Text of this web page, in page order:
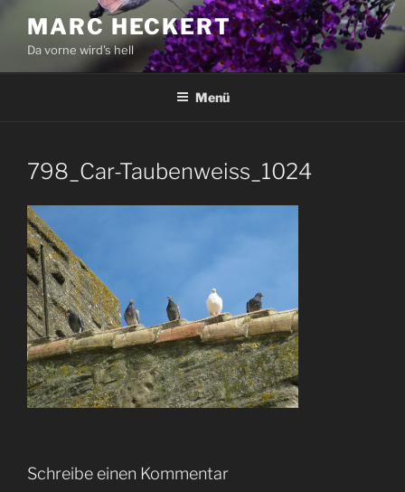
Inhalt
springen
MARC HECKERT
Da vorne wird's hell
Menü
798_Car-Taubenweiss_1024
Schreibe einen Kommentar